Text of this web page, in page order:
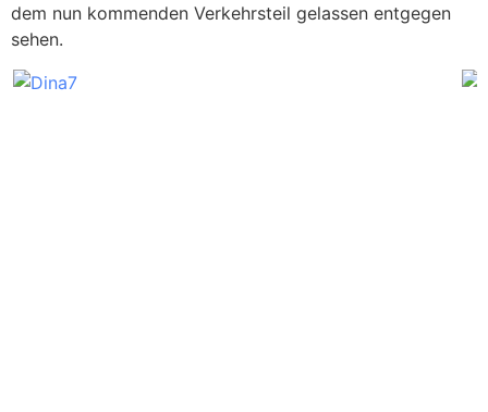
dem nun kommenden Verkehrsteil gelassen entgegen
sehen.